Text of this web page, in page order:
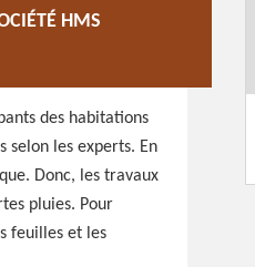
HMS
des habitations
les experts. En
Donc, les travaux
pluies. Pour
feuilles et les